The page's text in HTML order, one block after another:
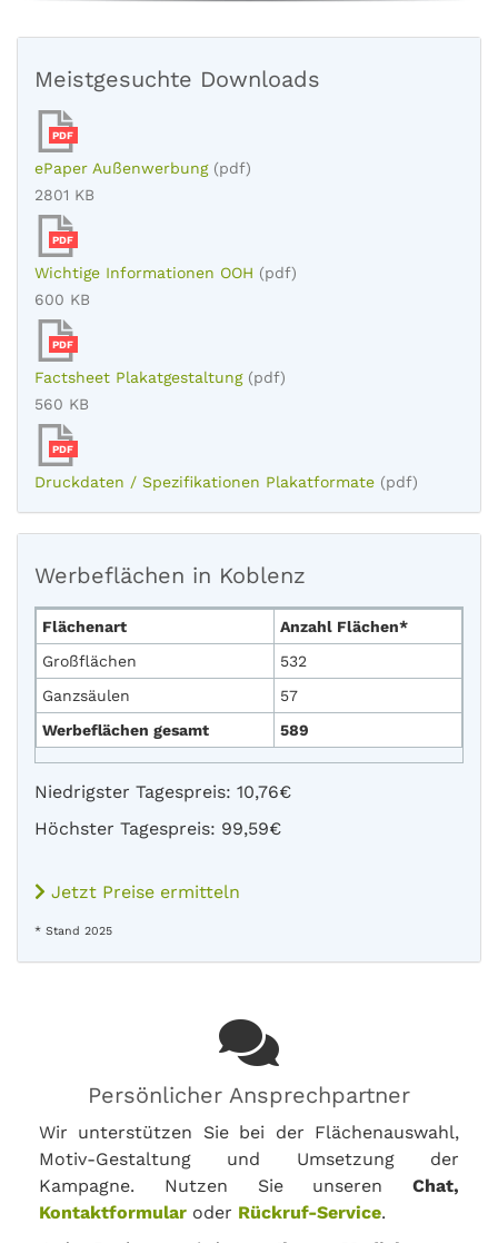
Meistgesuchte Downloads
PDF
ePaper Außenwerbung (pdf)
2801 KB
PDF
Wichtige Informationen OOH (pdf)
600 KB
PDF
Factsheet Plakatgestaltung (pdf)
560 KB
PDF
Druckdaten / Spezifikationen Plakatformate (pdf)
Werbeflächen in Koblenz
Flächenart
Anzahl Flächen*
Großflächen
532
Ganzsäulen
57
Werbeflächen gesamt
589
Niedrigster Tagespreis: 10,76€
Höchster Tagespreis: 99,59€
Jetzt Preise ermitteln
* Stand 2025
Persönlicher Ansprechpartner
Wir unterstützen Sie bei der Flächenauswahl,
Motiv-Gestaltung und Umsetzung der
Kampagne. Nutzen Sie unseren Chat,
Kontaktformular oder Rückruf-Service.